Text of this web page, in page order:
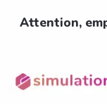
Attention,